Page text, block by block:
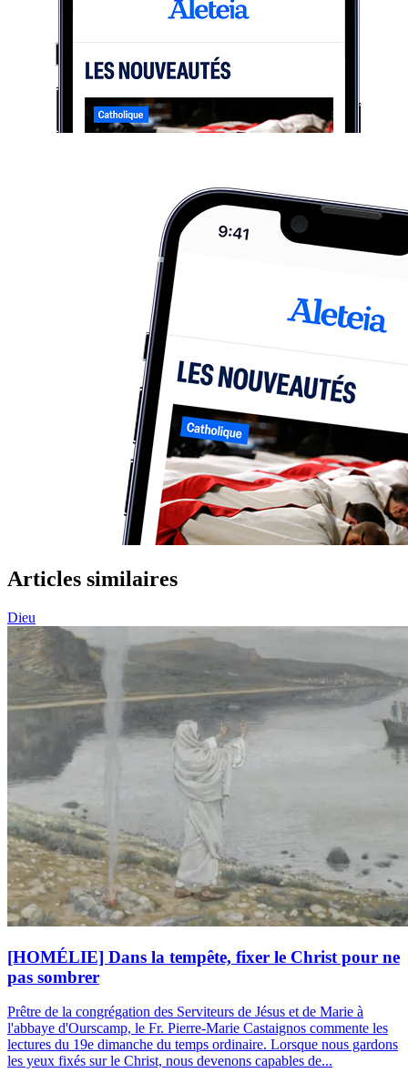
Articles similaires
Dieu
[HOMÉLIE] Dans la tempête, fixer le Christ pour ne
pas sombrer
Prêtre de la congrégation des Serviteurs de Jésus et de Marie à
l'abbaye d'Ourscamp, le Fr. Pierre-Marie Castaignos commente les
lectures du 19e dimanche du temps ordinaire. Lorsque nous gardons
les yeux fixés sur le Christ, nous devenons capables de...